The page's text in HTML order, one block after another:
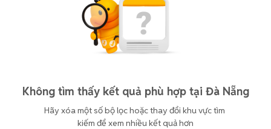
Không tìm thấy kết quả phù hợp tại Đà Nẵng
Hãy xóa một số bộ lọc hoặc thay đổi khu vực tìm
kiếm để xem nhiều kết quả hơn